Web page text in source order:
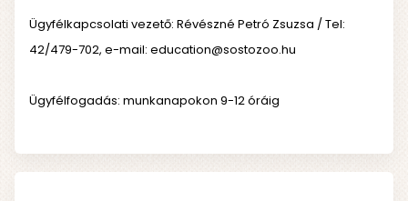
Ügyfélkapcsolati vezető: Révészné Petró Zsuzsa / Tel:
42/479-702, e-mail: education@sostozoo.hu
Ügyfélfogadás: munkanapokon 9-12 óráig